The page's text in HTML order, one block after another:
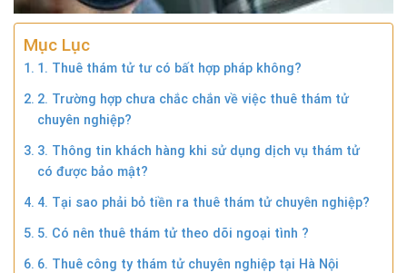
Mục Lục
1. Thuê thám tử tư có bất hợp pháp không?
2. Trường hợp chưa chắc chắn về việc thuê thám tử
chuyên nghiệp?
3. Thông tin khách hàng khi sử dụng dịch vụ thám tử
có được bảo mật?
4. Tại sao phải bỏ tiền ra thuê thám tử chuyên nghiệp?
5. Có nên thuê thám tử theo dõi ngoại tình ?
6. Thuê công ty thám tử chuyên nghiệp tại Hà Nội